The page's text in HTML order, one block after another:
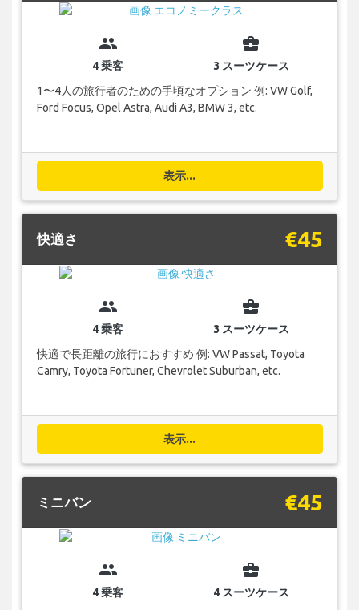
group
4 乗客
business_center
3 スーツケース
1〜4人の旅行者のための手頃なオプション 例: VW Golf,
Ford Focus, Opel Astra, Audi A3, BMW 3, etc.
表示...
快適さ €45
group
4 乗客
business_center
3 スーツケース
快適で長距離の旅行におすすめ 例: VW Passat, Toyota
Camry, Toyota Fortuner, Chevrolet Suburban, etc.
表示...
ミニバン €45
group
4 乗客
business_center
4 スーツケース